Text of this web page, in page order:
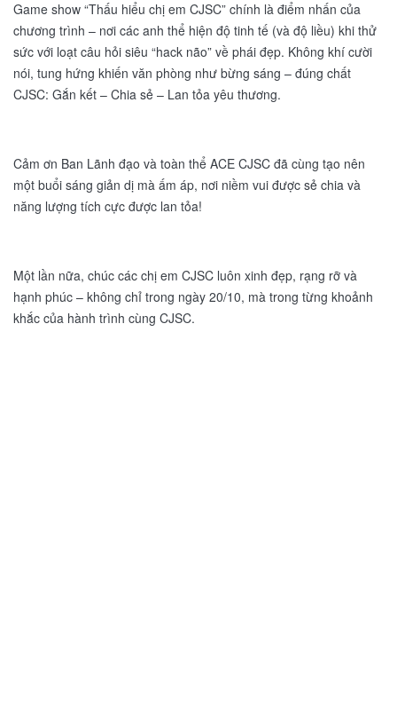
Game show “Thấu hiểu chị em CJSC” chính là điểm nhấn của
chương trình – nơi các anh thể hiện độ tinh tế (và độ liều) khi thử
sức với loạt câu hỏi siêu “hack não” về phái đẹp. Không khí cười
nói, tung hứng khiến văn phòng như bừng sáng – đúng chất
CJSC: Gắn kết – Chia sẻ – Lan tỏa yêu thương.
Cảm ơn Ban Lãnh đạo và toàn thể ACE CJSC đã cùng tạo nên
một buổi sáng giản dị mà ấm áp, nơi niềm vui được sẻ chia và
năng lượng tích cực được lan tỏa!
Một lần nữa, chúc các chị em CJSC luôn xinh đẹp, rạng rỡ và
hạnh phúc – không chỉ trong ngày 20/10, mà trong từng khoảnh
khắc của hành trình cùng CJSC.